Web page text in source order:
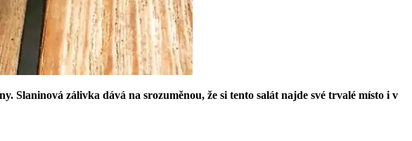
Slaninová zálivka dává na srozuměnou, že si tento salát najde své trvalé místo i v